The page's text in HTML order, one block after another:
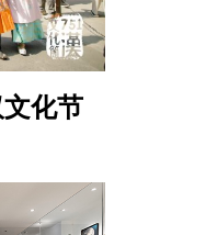
化节